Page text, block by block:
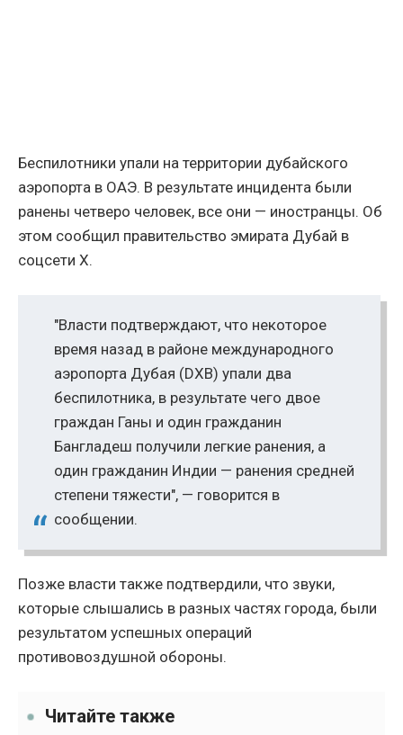
Беспилотники упали на территории дубайского
аэропорта в ОАЭ. В результате инцидента были
ранены четверо человек, все они — иностранцы. Об
этом сообщил правительство эмирата Дубай в
соцсети X.
"Власти подтверждают, что некоторое
время назад в районе международного
аэропорта Дубая (DXB) упали два
беспилотника, в результате чего двое
граждан Ганы и один гражданин
Бангладеш получили легкие ранения, а
один гражданин Индии — ранения средней
степени тяжести", — говорится в
сообщении.
Позже власти также подтвердили, что звуки,
которые слышались в разных частях города, были
результатом успешных операций
противовоздушной обороны.
Читайте также